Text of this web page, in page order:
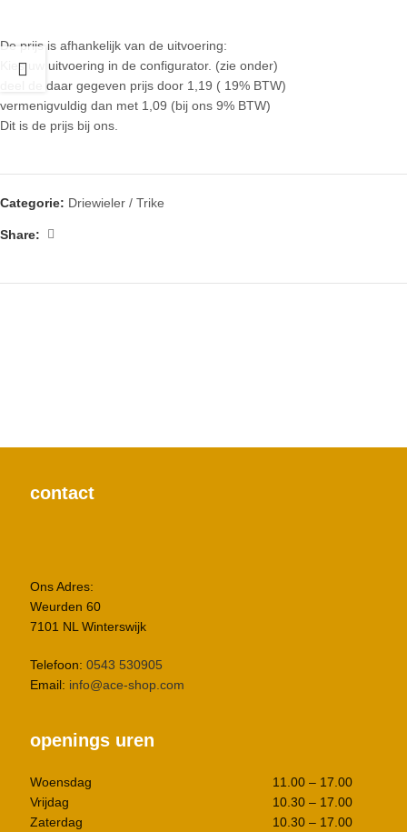
De prijs is afhankelijk van de uitvoering:
Kies uw uitvoering in de configurator. (zie onder)
deel de daar gegeven prijs door 1,19 ( 19% BTW)
vermenigvuldig dan met 1,09 (bij ons 9% BTW)
Dit is de prijs bij ons.
Categorie: Driewieler / Trike
Share:
contact
Ons Adres:
Weurden 60
7101 NL Winterswijk
Telefoon: 0543 530905
Email: info@ace-shop.com
openings uren
Woensdag
Vrijdag
Zaterdag
11.00 – 17.00
10.30 – 17.00
10.30 – 17.00